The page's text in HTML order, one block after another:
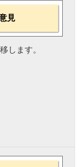
見
します。